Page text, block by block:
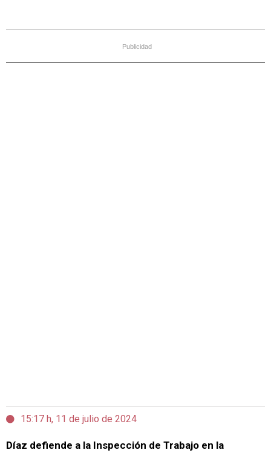
Publicidad
15:17 h, 11 de julio de 2024
Díaz defiende a la Inspección de Trabajo en la